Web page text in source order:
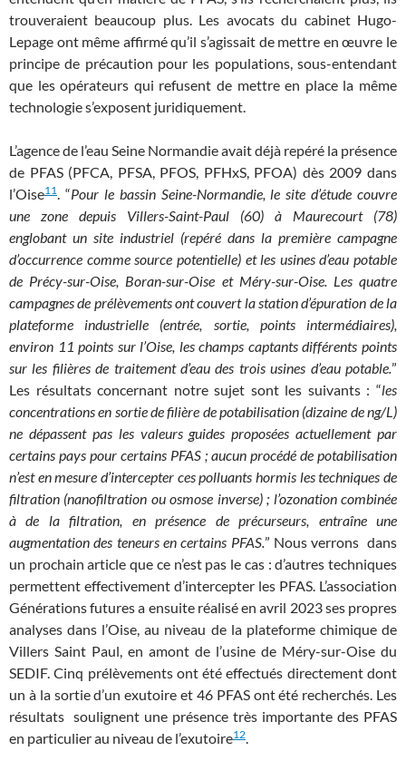
trouveraient beaucoup plus. Les avocats du cabinet Hugo-
Lepage ont même affirmé qu’il s’agissait de mettre en œuvre le
principe de précaution pour les populations, sous-entendant
que les opérateurs qui refusent de mettre en place la même
technologie s’exposent juridiquement.
L’agence de l’eau Seine Normandie avait déjà repéré la présence
de PFAS (PFCA, PFSA, PFOS, PFHxS, PFOA) dès 2009 dans
l’Oise11. “Pour le bassin Seine-Normandie, le site d’étude couvre
une zone depuis Villers-Saint-Paul (60) à Maurecourt (78)
englobant un site industriel (repéré dans la première campagne
d’occurrence comme source potentielle) et les usines d’eau potable
de Précy-sur-Oise, Boran-sur-Oise et Méry-sur-Oise. Les quatre
campagnes de prélèvements ont couvert la station d’épuration de la
plateforme industrielle (entrée, sortie, points intermédiaires),
environ 11 points sur l’Oise, les champs captants différents points
sur les filières de traitement d’eau des trois usines d’eau potable.”
Les résultats concernant notre sujet sont les suivants : “les
concentrations en sortie de filière de potabilisation (dizaine de ng/L)
ne dépassent pas les valeurs guides proposées actuellement par
certains pays pour certains PFAS ; aucun procédé de potabilisation
n’est en mesure d’intercepter ces polluants hormis les techniques de
filtration (nanofiltration ou osmose inverse) ; l’ozonation combinée
à de la filtration, en présence de précurseurs, entraîne une
augmentation des teneurs en certains PFAS.” Nous verrons dans
un prochain article que ce n’est pas le cas : d’autres techniques
permettent effectivement d’intercepter les PFAS. L’association
Générations futures a ensuite réalisé en avril 2023 ses propres
analyses dans l’Oise, au niveau de la plateforme chimique de
Villers Saint Paul, en amont de l’usine de Méry-sur-Oise du
SEDIF. Cinq prélèvements ont été effectués directement dont
un à la sortie d’un exutoire et 46 PFAS ont été recherchés. Les
résultats soulignent une présence très importante des PFAS
en particulier au niveau de l’exutoire12.